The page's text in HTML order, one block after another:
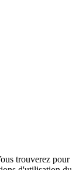
trouverez pour